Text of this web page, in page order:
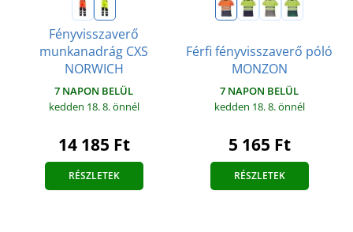
Fényvisszaverő
munkanadrág CXS
NORWICH
7 NAPON BELÜL
kedden 18. 8.önnél
14 185 Ft
RÉSZLETEK
Férfi fényvisszaverő póló
MONZON
7 NAPON BELÜL
kedden 18. 8.önnél
5 165 Ft
RÉSZLETEK